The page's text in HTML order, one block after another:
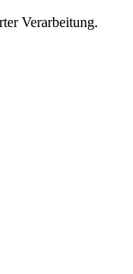
Verarbeitung.